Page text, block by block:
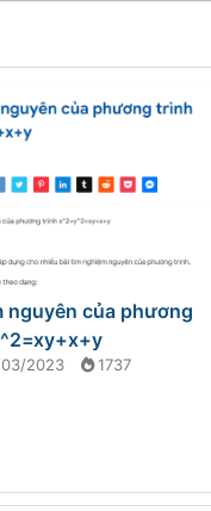
nguyên của phương
2023 1737